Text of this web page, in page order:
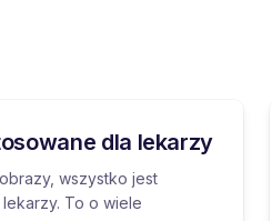
dla lekarzy
wszystko jest
To o wiele